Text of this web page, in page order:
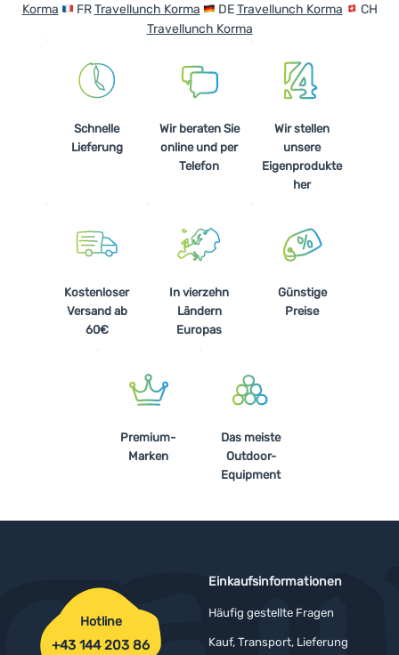
Korma
FRTravellunch Korma DETravellunch Korma
CH
Travellunch Korma
Schnelle
Lieferung
Wir beraten Sie
online und per
Telefon
Wir stellen
unsere
Eigenprodukte
her
Kostenloser
Versand ab
60€
In vierzehn
Ländern
Europas
Günstige
Preise
Premium-
Marken
Das meiste
Outdoor-
Equipment
Einkaufsinformationen
Häufig gestellte Fragen
Kauf, Transport, Lieferung
Hotline
+43 144 203 86